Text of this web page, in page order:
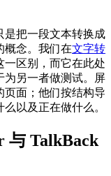
是把一段文本转换成
概念。我们在文字转
一区别，而它在此处
为另一者做测试。屏
页面；他们按结构导
以及正在做什么。
与 TalkBack